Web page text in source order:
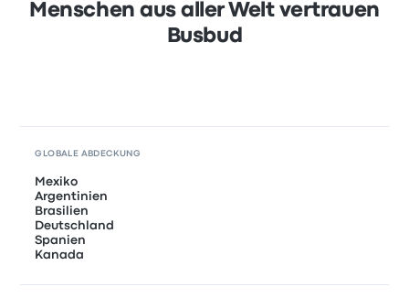
Menschen aus aller Welt vertrauen
Busbud
GLOBALE ABDECKUNG
Mexiko
Argentinien
Brasilien
Deutschland
Spanien
Kanada